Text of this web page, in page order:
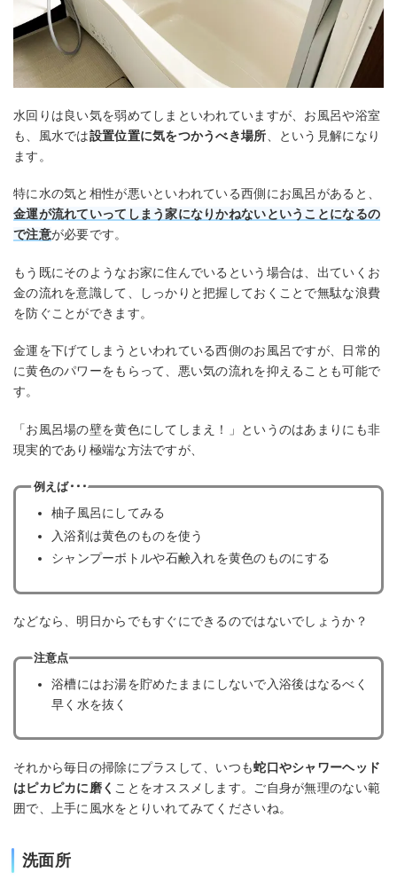
水回りは良い気を弱めてしまといわれていますが、お風呂や浴室
も、風水では設置位置に気をつかうべき場所 、という見解になり
ます。
特に水の気と相性が悪いといわれている西側にお風呂があると、
金運が流れていってしまう家になりかねないということになるの
で注意が必要です。
もう既にそのようなお家に住んでいるという場合は、出ていくお
金の流れを意識して、しっかりと把握しておくことで無駄な浪費
を防ぐことができます。
金運を下げてしまうといわれている西側のお風呂ですが、日常的
に黄色のパワーをもらって、悪い気の流れを抑えることも可能で
す。
「お風呂場の壁を黄色にしてしまえ！」というのはあまりにも非
現実的であり極端な方法ですが、
例えば･･･
柚子風呂にしてみる
入浴剤は黄色のものを使う
シャンプーボトルや石鹸入れを黄色のものにする
などなら、明日からでもすぐにできるのではないでしょうか？
注意点
浴槽にはお湯を貯めたままにしないで入浴後はなるべく
早く水を抜く
それから毎日の掃除にプラスして、いつも蛇口やシャワーヘッド
はピカピカに磨く ことをオススメします。ご自身が無理のない範
囲で、上手に風水をとりいれてみてくださいね。
洗面所